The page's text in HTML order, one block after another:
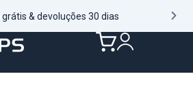
grátis & devoluções 30 dias